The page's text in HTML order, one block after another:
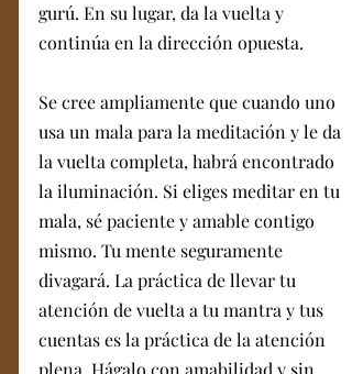
gurú. En su lugar, da la vuelta y
continúa en la dirección opuesta.
Se cree ampliamente que cuando uno
usa un mala para la meditación y le da
la vuelta completa, habrá encontrado
la iluminación. Si eliges meditar en tu
mala, sé paciente y amable contigo
mismo. Tu mente seguramente
divagará. La práctica de llevar tu
atención de vuelta a tu mantra y tus
cuentas es la práctica de la atención